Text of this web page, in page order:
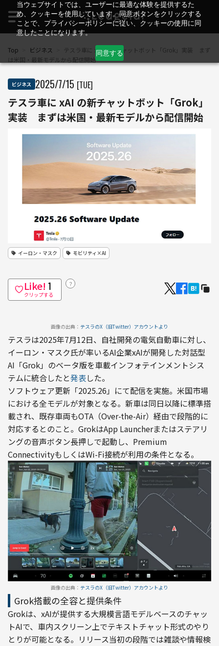
当ウェブサイトでは、ユーザーに最適な体験を提供するた
め、クッキーを使用しています。同意ボタンをクリックする
ことで、プライバシーポリシーに従い、クッキーの使用に同
意したことになります。
同意する
Top ビジネス
テスラ車に xAI の新チャットボット「Grok」実装 まず
は米国・最新モデルから配信開始
ビジネス 2025/7/15 [TUE]
テスラ車に xAI の新チャットボット「Grok」
実装 まずは米国・最新モデルから配信開始
イーロン・マスク モビリティ×AI
Like! 1
クリップする
？
画像の出典： テスラのX（旧Twitter）アカウントより
テスラは2025年7月12日、自社開発の電気自動車に対し、
イーロン・マスク氏が率いるAI企業xAIが開発した対話型
AI「Grok」のベータ版を車載インフォテインメントシス
テムに統合したと発表した。
ソフトウェア更新「2025.26」にて配信を実施。米国市場
における全モデルが対象となる。新車は同日以降に標準搭
載され、既存車両もOTA（Over-the-Air）経由で段階的に
対応するとのこと。GrokはApp Launcherまたはステアリ
ングの音声ボタン長押しで起動し、Premium
画像の出典： テスラのX（旧Twitter）アカウントより
Grok搭載の全容と提供条件
Grokは、xAIが提供する大規模言語モデルベースのチャッ
トAIで、車内スクリーン上でテキストチャット形式のやり
とりが可能となる。リリース当初の段階では雑談や情報検